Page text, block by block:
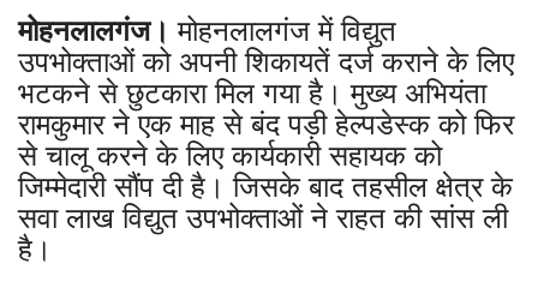
मोहनलालगंज। मोहनलालगंज में विद्युत
उपभोक्ताओं को अपनी शिकायतें दर्ज कराने के लिए
भटकने से छुटकारा मिल गया है। मुख्य अभियंता
रामकुमार ने एक माह से बंद पड़ी हेल्पडेस्क को फिर
से चालू करने के लिए कार्यकारी सहायक को
जिम्मेदारी सौंप दी है। जिसके बाद तहसील क्षेत्र के
सवा लाख विद्युत उपभोक्ताओं ने राहत की सांस ली
है।